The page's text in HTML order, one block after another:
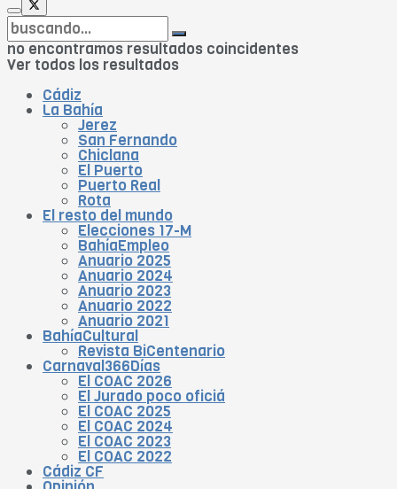
no encontramos resultados coincidentes
Ver todos los resultados
Cádiz
La Bahía
Jerez
San Fernando
Chiclana
El Puerto
Puerto Real
Rota
El resto del mundo
Elecciones 17-M
BahíaEmpleo
Anuario 2025
Anuario 2024
Anuario 2023
Anuario 2022
Anuario 2021
BahíaCultural
Revista BiCentenario
Carnaval366Días
El COAC 2026
El Jurado poco oficiá
El COAC 2025
El COAC 2024
El COAC 2023
El COAC 2022
Cádiz CF